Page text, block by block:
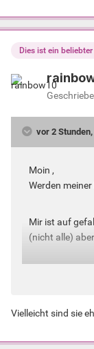
Dies ist ein
vor 2
Moin ,
Werden
Mir ist auf
(nicht alle)
Ist das nur
Vielleicht sind sie